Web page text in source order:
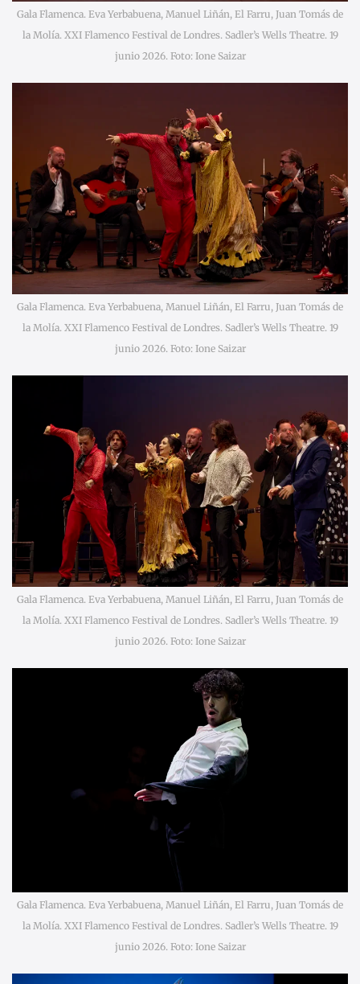
Gala Flamenca. Eva Yerbabuena, Manuel Liñán, El Farru, Juan Tomás de
la Molía. XXI Flamenco Festival de Londres. Sadler’s Wells Theatre. 19
junio 2026. Foto: Ione Saizar
Gala Flamenca. Eva Yerbabuena, Manuel Liñán, El Farru, Juan Tomás de
la Molía. XXI Flamenco Festival de Londres. Sadler’s Wells Theatre. 19
junio 2026. Foto: Ione Saizar
Gala Flamenca. Eva Yerbabuena, Manuel Liñán, El Farru, Juan Tomás de
la Molía. XXI Flamenco Festival de Londres. Sadler’s Wells Theatre. 19
junio 2026. Foto: Ione Saizar
Gala Flamenca. Eva Yerbabuena, Manuel Liñán, El Farru, Juan Tomás de
la Molía. XXI Flamenco Festival de Londres. Sadler’s Wells Theatre. 19
junio 2026. Foto: Ione Saizar